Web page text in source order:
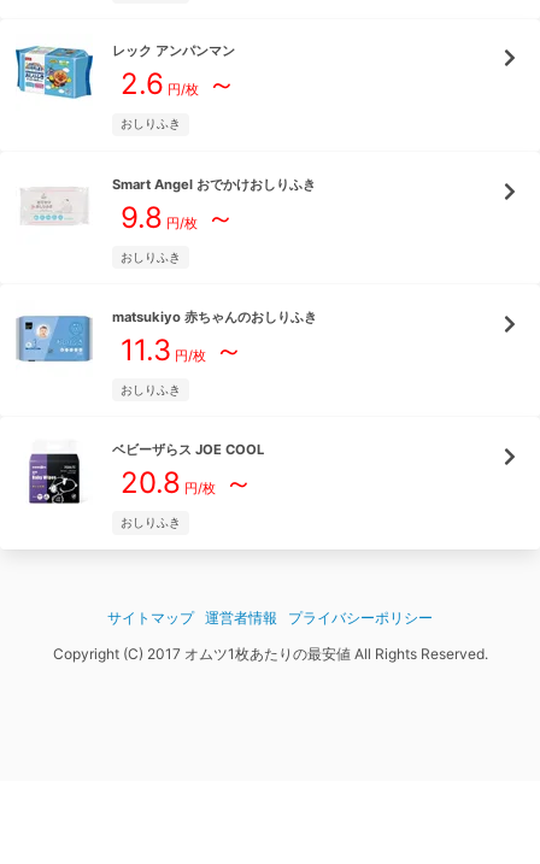
レック アンパンマン
2.6 円/枚～
おしりふき
Smart Angel おでかけおしりふき
9.8 円/枚～
おしりふき
matsukiyo 赤ちゃんのおしりふき
11.3 円/枚～
おしりふき
ベビーザらス JOE COOL
20.8 円/枚～
おしりふき
サイトマップ 運営者情報
プライバシーポリシー
Copyright (C) 2017 オムツ1枚あたりの最安値 All Rights Reserved.